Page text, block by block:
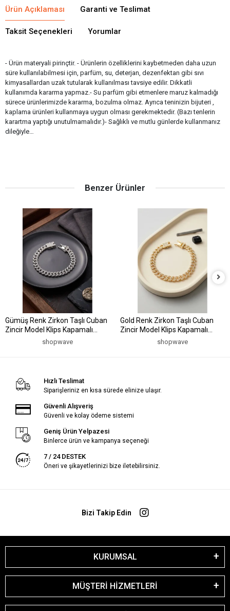
Ürün Açıklaması Garanti ve Teslimat
Taksit Seçenekleri Yorumlar
- Ürün materyali pirinçtir. - Ürünlerin özelliklerini kaybetmeden daha uzun
süre kullanılabilmesi için, parfüm, su, deterjan, dezenfektan gibi sıvı
kimyasallardan uzak tutularak kullanılması tavsiye edilir. Dikkatli
kullanımda kararma yapmaz.- Su parfüm gibi etmenlere maruz kalmadığı
sürece ürünlerimizde kararma, bozulma olmaz. Ayrıca teninizin bijuteri ,
kaplama ürünleri kullanmaya uygun olması gerekmektedir. (Bazı tenlerin
karartma yaptığı unutulmamalıdır.)- Sağlıklı ve mutlu günlerde kullanmanız
dileğiyle…
Benzer Ürünler
Gümüş Renk Zirkon Taşlı Cuban
Zincir Model Klips Kapamalı
Erkek Bileklikshopwave
Gold Renk Zirkon Taşlı Cuban
Zincir Model Klips Kapamalı
Erkek Bileklikshopwave
Hızlı Teslimat
Siparişleriniz en kısa sürede elinize ulaşır.
Güvenli Alışveriş
Güvenli ve kolay ödeme sistemi
Geniş Ürün Yelpazesi
Binlerce ürün ve kampanya seçeneği
7 / 24 DESTEK
Öneri ve şikayetlerinizi bize iletebilirsiniz.
Bizi Takip Edin
KURUMSAL
MÜŞTERİ HİZMETLERİ